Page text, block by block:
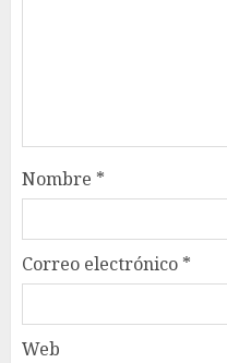
Nombre *
Correo electrónico *
Web